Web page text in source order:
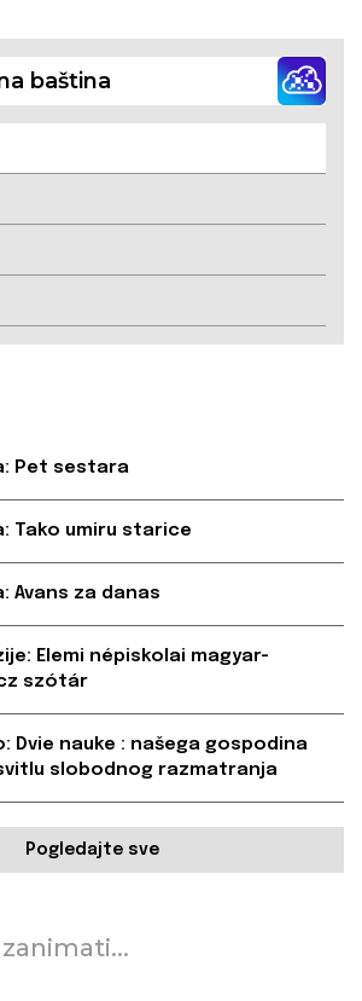
slikama
baština
Pet sestara
Tako umiru starice
Avans za danas
Elemi népiskolai magyar-
szótár
Dvie nauke : našega gospodina
slobodnog razmatranja
Pogledajte sve